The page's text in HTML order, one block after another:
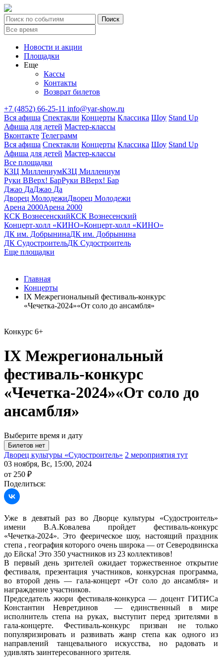
Новости и акции
Площадки
Еще
Кассы
Контакты
Возврат билетов
+7 (4852) 66-25-11 info@yar-show.ru
Вся афиша Спектакли Концерты Классика Шоу Stand Up
Афиша для детей Мастер-классы
Вконтакте Телеграмм
Вся афиша Спектакли Концерты Классика Шоу Stand Up
Афиша для детей Мастер-классы
Все площадки
КЗЦ МиллениумКЗЦ Миллениум
Руки ВВерх! БарРуки ВВерх! Бар
Джао ДаДжао Да
Дворец МолодежиДворец Молодежи
Арена 2000Арена 2000
КСК ВознесенскийКСК Вознесенский
Концерт-холл «КИНО»Концерт-холл «КИНО»
ДК им. ДобрынинаДК им. Добрынина
ДК СудостроительДК Судостроитель
Еще площадки
Главная
Концерты
IX Межрегиональный фестиваль-конкурс
«Чечетка-2024»«От соло до ансамбля»
Конкурс 6+
IX Межрегиональный
фестиваль-конкурс
«Чечетка-2024»«От соло до
ансамбля»
Выберите время и дату
Дворец культуры «Судостроитель» 2 мероприятия тут
03 ноября, Вс, 15:00, 2024
от 250 ₽
Поделиться:
Уже в девятый раз во Дворце культуры «Судостроитель»
имени В.А.Ковалева пройдет фестиваль-конкурс
«Чечетка-2024». Это феерическое шоу, настоящий праздник
степа , география которого очень широка — от Северодвинска
до Ейска! Это 350 участников из 23 коллективов!
В первый день зрителей ожидает торжественное открытие
фестиваля, презентация участников, конкурсная программа,
во второй день — гала-концерт «От соло до ансамбля» и
награждение участников.
Председатель жюри фестиваля-конкурса — доцент ГИТИСа
Константин Невретдинов — единственный в мире
исполнитель степа на руках, выступит перед зрителями в
гала-концерте. Фестиваль-конкурс призван не только
популяризировать и развивать жанр степа как одного из
направлений танцевального искусства, но радовать и
удивлять заинтересованного зрителя.